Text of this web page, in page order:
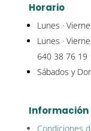
Horario
Lunes ·
Lunes ·
640 38 76 19
Sábados y
Información
Condiciones